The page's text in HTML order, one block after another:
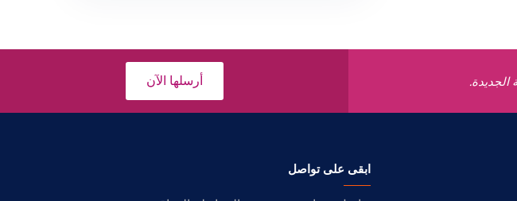
الجديدة. أرسلها الآن
ابقى على تواصل